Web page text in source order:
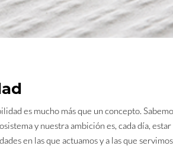
es mucho más que un concepto.
y nuestra ambición es, cada día, estar
en las que actuamos y a las que